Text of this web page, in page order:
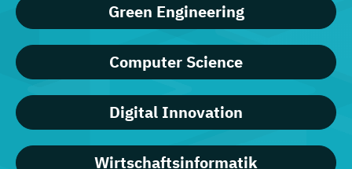
Green Engineering
Computer Science
Digital Innovation
Wirtschaftsinformatik